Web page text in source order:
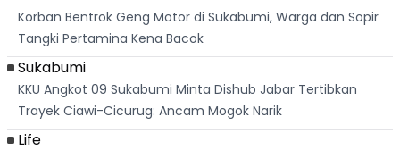
Korban Bentrok Geng Motor di Sukabumi, Warga dan Sopir
Tangki Pertamina Kena Bacok
Sukabumi
KKU Angkot 09 Sukabumi Minta Dishub Jabar Tertibkan
Trayek Ciawi-Cicurug: Ancam Mogok Narik
Life